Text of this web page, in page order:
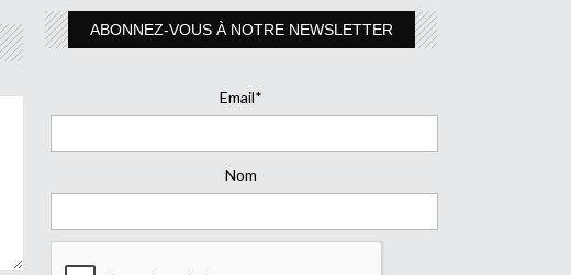
ABONNEZ-VOUS À NOTRE NEWSLETTER
Email*
Nom